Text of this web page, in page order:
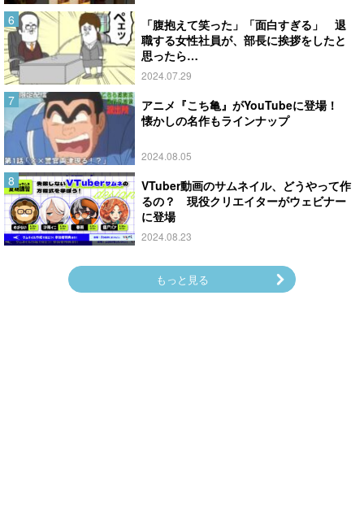
「腹抱えて笑った」「面白すぎる」 退
職する女性社員が、部長に挨拶をしたと
思ったら…
2024.07.29
アニメ『こち亀』がYouTubeに登場！
懐かしの名作もラインナップ
2024.08.05
VTuber動画のサムネイル、どうやって作
るの？ 現役クリエイターがウェビナー
に登場
2024.08.23
もっと見る